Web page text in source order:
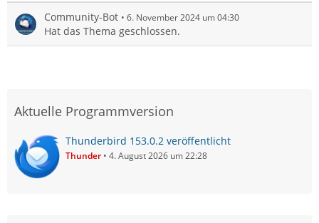
Community-Bot 6. November 2024 um 04:30
Hat das Thema geschlossen.
Aktuelle Programmversion
Thunderbird 153.0.2 veröffentlicht
Thunder 4. August 2026 um 22:28